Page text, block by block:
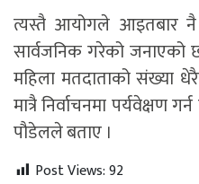
त्यस्तै आयोगले आइतबार नै
सार्वजनिक गरेको जनाएको
महिला मतदाताको संख्या
मात्रै निर्वाचनमा पर्यवेक्षण
पौडेलले बताए ।
Post Views:92